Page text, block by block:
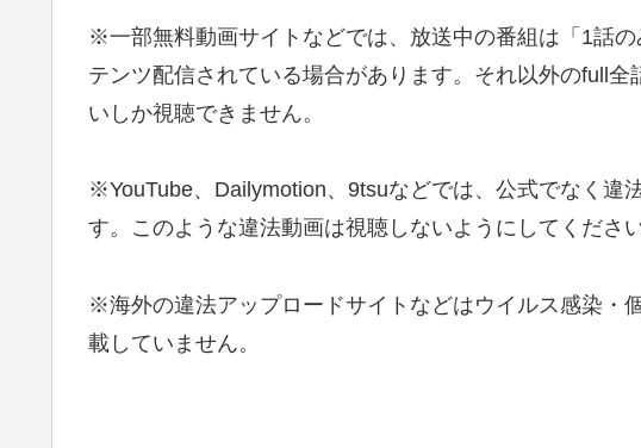
※一部無料動画サイトなどでは、放送中の番組は「1話
テンツ配信されている場合があります。それ以外のfull
いしか視聴できません。
※YouTube、Dailymotion、9tsuなどでは、公式でなく違
す。このような違法動画は視聴しないようにしてくださ
※海外の違法アップロードサイトなどはウイルス感染・
載していません。